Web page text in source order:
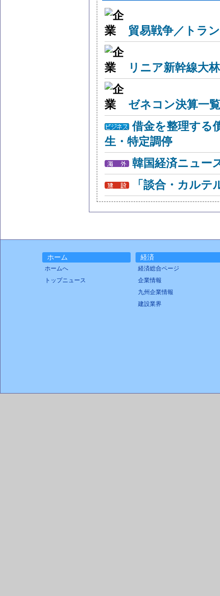
貿易戦争／トラ
リニア新幹線大
ゼネコン決算一
借金を整理する
生・特定調停
韓国経済ニュー
「談合・カル
ホーム
ホームへ
トップニュース
経済
経済総合ページ
企業情報
九州企業情報
建設業界